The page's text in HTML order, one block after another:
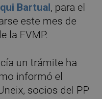
Bartual, para el
este mes de
la FVMP.
un trámite ha
informó el
socios del PP